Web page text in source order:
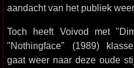
aandacht van het publiek
Toch heeft Voivod met
"Nothingface" (1989)
gaat weer naar deze oude